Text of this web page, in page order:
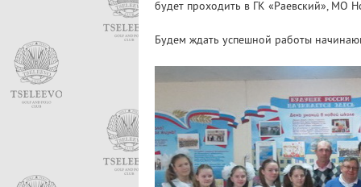
будет проходить в ГК «Раевский», МО
Будем ждать успешной работы